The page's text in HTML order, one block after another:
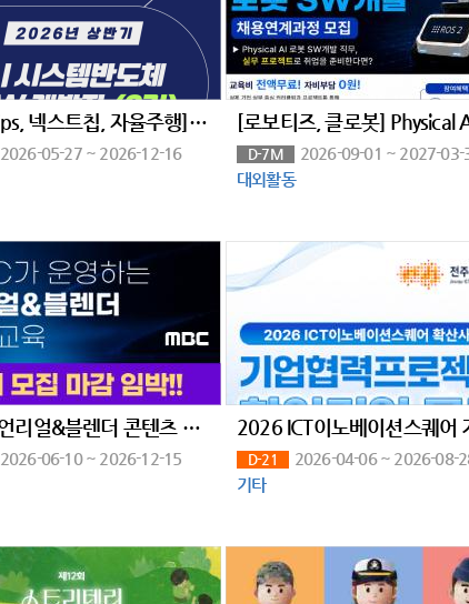
[Telechips, 넥스트칩, 자율주행] AI 시스템반도체 SW개발자 (2기)채용연계과정
2026-05-27 ~ 2026-12-16
D-7M
2026-09-01 ~ 2027-03-
대외활동
[MBC] 언리얼&블렌더 콘텐츠 전문가 과정 6기 모집 (~6/10)
2026-06-10 ~ 2026-12-15
D-21
2026-04-06 ~ 2026-08-
기타